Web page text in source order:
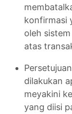
konfirmasi
oleh
atas
dilakukan
meyakini
yang diisi